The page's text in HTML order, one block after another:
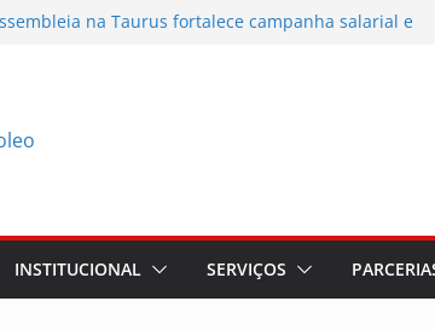
na Taurus fortalece campanha salarial e
destelha Ginásio Bigornão
INSTITUCIONAL SERVIÇOS